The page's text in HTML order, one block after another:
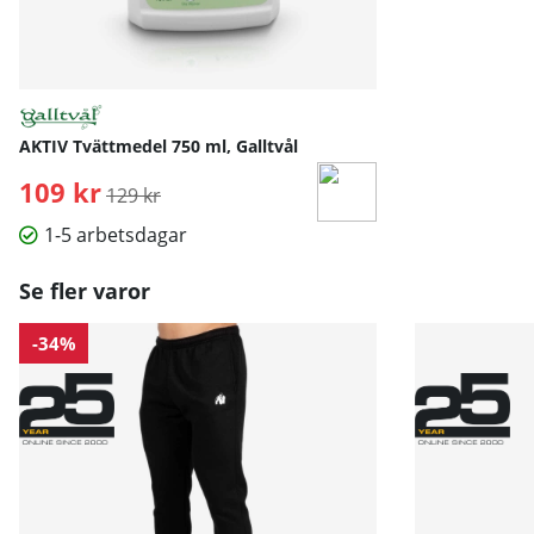
AKTIV Tvättmedel 750 ml, Galltvål
109 kr Ordinarie pris:
129 kr
1-5 arbetsdagar
Se fler varor
-34%